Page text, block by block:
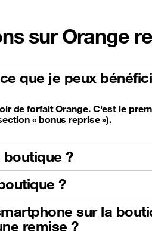
sur Orange
que je peux
de forfait Orange. C'est le
« bonus reprise »).
?
?
sur la
remise ?